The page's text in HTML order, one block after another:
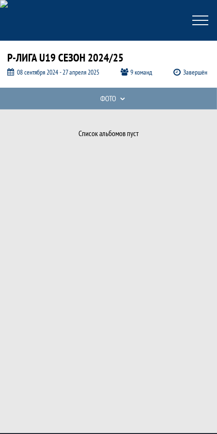
Р-ЛИГА U19 СЕЗОН 2024/25
08 сентября 2024 - 27 апреля 2025 9 команд Завершён
Список альбомов пуст
ФОТО
Таблицы турнира